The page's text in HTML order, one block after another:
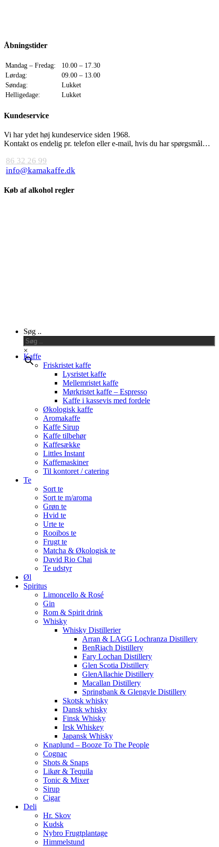
Åbningstider
Mandag – Fredag:
10.00 – 17.30
Lørdag:
09.00 – 13.00
Søndag:
Lukket
Helligedage:
Lukket
Kundeservice
Vi har ydet høj kundeservice siden 1968.
Kontakt os endelig pr. telefon eller e-mail, hvis du har spørgsmål…
86 32 26 99
info@kamakaffe.dk
Køb af alkohol regler
Menu
Søg ..
×
Kaffe
Friskristet kaffe
Lysristet kaffe
Mellemristet kaffe
Mørkristet kaffe – Espresso
Kaffe i kassevis med fordele
Økologisk kaffe
Aromakaffe
Kaffe Sirup
Kaffe tilbehør
Kaffesække
Littles Instant
Kaffemaskiner
Til kontoret / catering
Te
Sort te
Sort te m/aroma
Grøn te
Hvid te
Urte te
Rooibos te
Frugt te
Matcha & Økologisk te
David Rio Chai
Te udstyr
Øl
Spiritus
Limoncello & Rosé
Gin
Rom & Spirit drink
Whisky
Whisky Distillerier
Arran & LAGG Lochranza Distillery
BenRiach Distillery
Fary Lochan Distillery
Glen Scotia Distillery
GlenAllachie Distillery
Macallan Distillery
Springbank & Glengyle Distillery
Skotsk whisky
Dansk whisky
Finsk Whisky
Irsk Whiskey
Japansk Whisky
Knaplund – Booze To The People
Cognac
Shots & Snaps
Likør & Tequila
Tonic & Mixer
Sirup
Cigar
Deli
Hr. Skov
Kudsk
Nybro Frugtplantage
Himmelstund